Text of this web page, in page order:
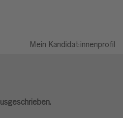
Mein Kandidat:innenprofil